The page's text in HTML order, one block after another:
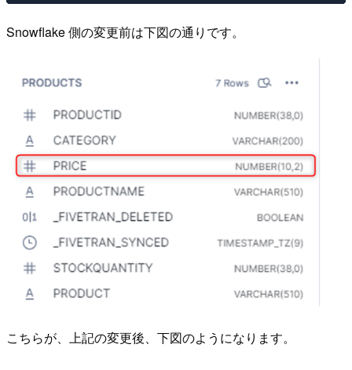
Snowflake 側の変更前は下図の通りです。
こちらが、上記の変更後、下図のようになります。